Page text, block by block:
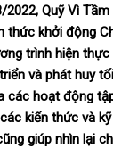
2022, Quỹ Vì
thức khởi động
trình hiện
và phát huy
các hoạt động
kiến thức và
giúp nhìn lại